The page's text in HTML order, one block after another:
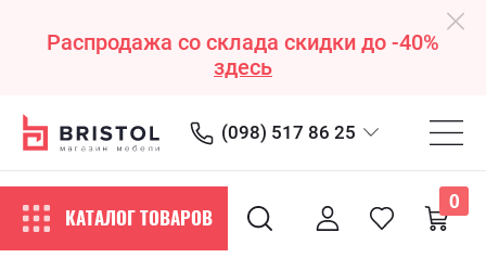
Распродажа со склада скидки до -40%
здесь
(098) 517 86 25
КАТАЛОГ ТОВАРОВ
0